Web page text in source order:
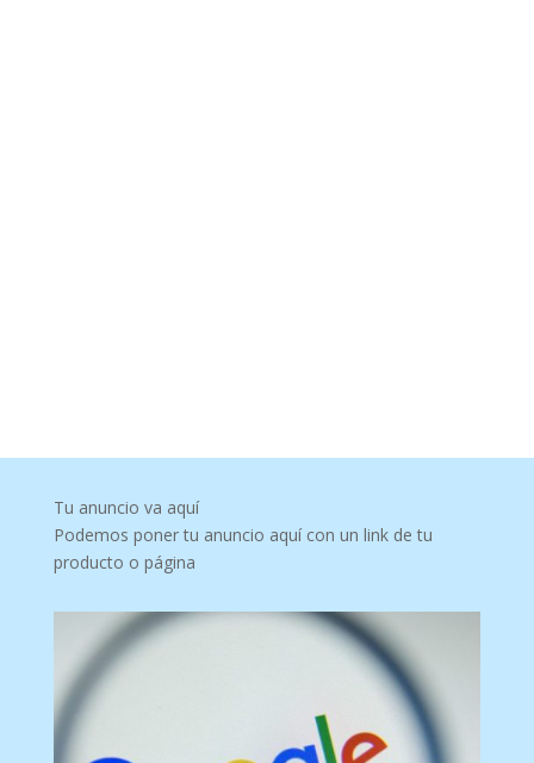
Tu anuncio va aquí
Podemos poner tu anuncio aquí con un link de tu
producto o página